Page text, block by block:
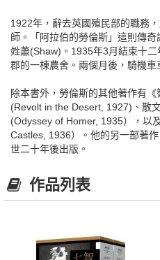
1922年，辭去英國殖民部的職務
師。「阿拉伯的勞倫斯」這則傳
姓蕭(Shaw)。1935年3月結束十
郡的一棟農舍。兩個月後，騎機車
除本書外，勞倫斯的其他著作有《
(Revolt in the Desert, 1927)、散
(Odyssey of Homer, 1935），以
Castles, 1936）。他的另一部著
世二十年後出版。
作品列表